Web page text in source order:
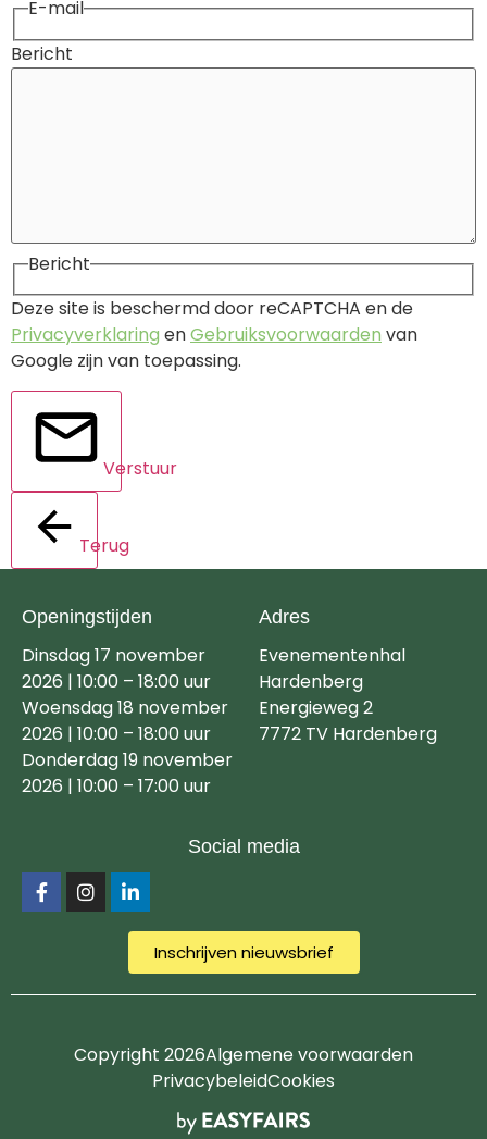
E-mail
Bericht
Bericht
Deze site is beschermd door reCAPTCHA en de
Privacyverklaring enGebruiksvoorwaarden van
Google zijn van toepassing.
Verstuur
Terug
Openingstijden
Dinsdag 17 november
2026 | 10:00 – 18:00 uur
Woensdag 18 november
2026 | 10:00 – 18:00 uur
Donderdag 19 november
2026 | 10:00 – 17:00 uur
Adres
Evenementenhal
Hardenberg
Energieweg 2
7772 TV Hardenberg
Social media
Inschrijven nieuwsbrief
Copyright 2026Algemene voorwaarden
PrivacybeleidCookies